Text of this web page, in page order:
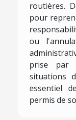
routières.
pour
ou
prise par
situations
essentiel
permis de